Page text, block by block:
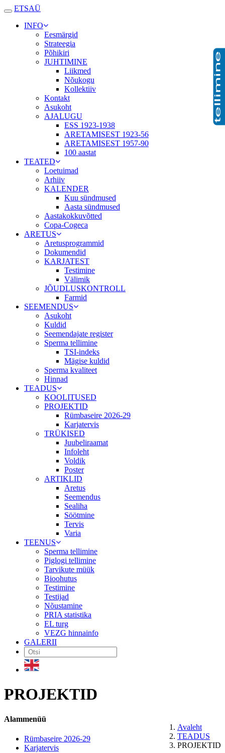
ETSAÜ
INFO
Eesmärgid
Strateegia
Põhikiri
JUHTIMINE
Liikmed
Nõukogu
Kollektiiv
Kontakt
Asukoht
AJALUGU
ESS 1923-1938
ARETAMISEST 1923-56
ARETAMISEST 1957-90
100 aastat
TEATED
Loetuimad
Arhiiv
KALENDER
Kuu sündmused
Aasta sündmused
Aastakokkuvõtted
Copa-Cogeca
ARETUS
Aretusprogrammid
Dokumendid
KARJATEST
Testimine
Välimik
JÕUDLUSKONTROLL
Farmid
SEEMENDUS
Asukoht
Kuldid
Seemendajate register
Sperma tellimine
TSI-indeks
Mägise kuldid
Sperma kvaliteet
Hinnad
TEADUS
KOOLITUSED
PROJEKTID
Rümbaseire 2026-29
Karjatervis
TRÜKISED
Juubeliraamat
Infoleht
Voldik
Poster
ARTIKLID
Aretus
Seemendus
Sealiha
Söötmine
Tervis
Varia
TEENUS
Sperma tellimine
Piglogi tellimine
Tarvikute müük
Bioohutus
Testimine
Testijad
Nõustamine
PRIA statistika
EL turg
VEZG hinnainfo
GALERII
PROJEKTID
Avaleht
TEADUS
PROJEKTID
Alammenüü
Rümbaseire 2026-29
Karjatervis